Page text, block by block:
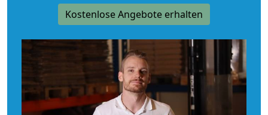
Kostenlose Angebote erhalten